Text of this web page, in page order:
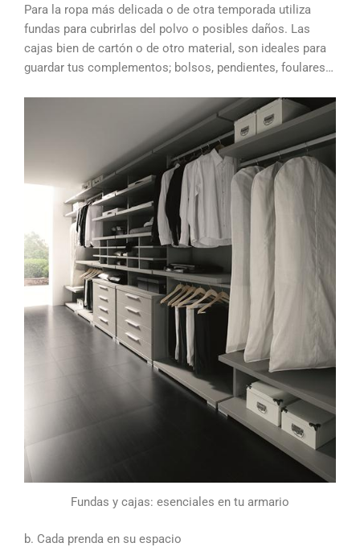
Para la ropa más delicada o de otra temporada utiliza
fundas para cubrirlas del polvo o posibles daños. Las
cajas bien de cartón o de otro material, son ideales para
guardar tus complementos; bolsos, pendientes, foulares…
Fundas y cajas: esenciales en tu armario
b. Cada prenda en su espacio